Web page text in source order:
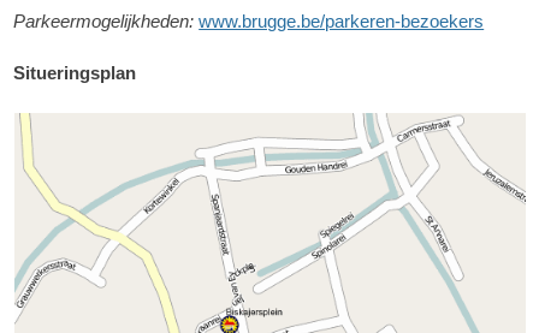
Parkeermogelijkheden: www.brugge.be/parkeren-bezoekers
Situeringsplan